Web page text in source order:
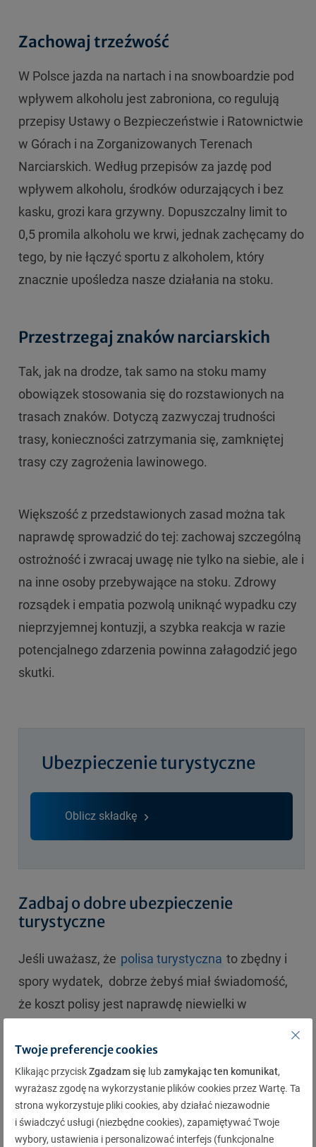
Zachowaj trzeźwość
W Polsce jazda na nartach i na snowboardzie pod
wpływem alkoholu jest zabroniona, co regulują
przepisy Ustawy o Bezpieczeństwie i Ratownictwie
w Górach i na Zorganizowanych Terenach
Narciarskich. Według przepisów za jazdę pod
wpływem alkoholu, środków odurzających i bez
kasku, grozi kara grzywny. Dopuszczalny limit to
0,5 promila alkoholu we krwi, jednak zachęcamy do
tego, by nie łączyć sportu z alkoholem, który
znacznie upośledza nasze działania na stoku.
Przestrzegaj znaków narciarskich
Tak, jak na drodze, tak samo na stoku mamy
obowiązek stosowania się do rozstawionych na
trasach znaków. Dotyczą zazwyczaj trudności
trasy, konieczności zatrzymania się, zamkniętej
trasy czy zagrożenia lawinowego.
Większość z przedstawionych zasad można tak
naprawdę sprowadzić do tej: zachowaj szczególną
ostrożność i zwracaj uwagę nie tylko na siebie, ale i
na inne osoby przebywające na stoku. Zdrowy
rozsądek i empatia pozwolą uniknąć wypadku czy
nieprzyjemnej kontuzji, a szybka reakcja w razie
potencjalnego zdarzenia powinna załagodzić jego
skutki.
Ubezpieczenie turystyczne
Oblicz składkę
Zadbaj o dobre ubezpieczenie
turystyczne
Jeśli uważasz, że polisa turystyczna to zbędny i
spory wydatek, dobrze żebyś miał świadomość,
że koszt polisy jest naprawdę niewielki w
powstać w razie wypadku.
Dlatego jeśli chcesz podróżować odpowiedzialnie,
dobrym nawykiem jestzakup ubezpieczenia przed
każdym wyjazdem-w Polscejak iza granicą.
Twoje preferencje cookies
Klikając przyciskZgadzam się lubzamykając ten komunikat,
wyrażasz zgodę na wykorzystanie plików cookies przez Wartę. Ta
strona wykorzystuje pliki cookies, aby działać niezawodnie
i świadczyć usługi (niezbędne cookies), zapamiętywać Twoje
wybory, ustawienia i personalizować interfejs (funkcjonalne